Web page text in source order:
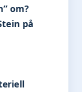
om?
på